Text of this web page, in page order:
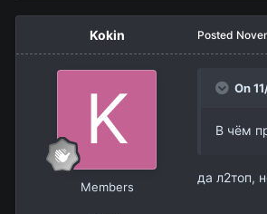
Kokin
Members
Posted
On
В чём
да л2топ,